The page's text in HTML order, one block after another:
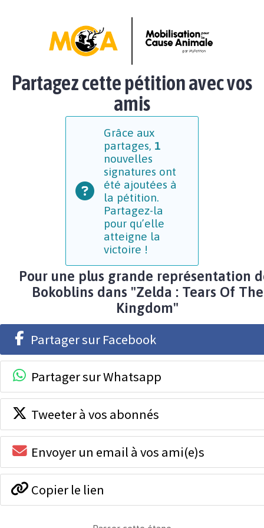
Partagez cette pétition avec vos
amis
Grâce aux
partages, 1
nouvelles
signatures ont
été ajoutées à
la pétition.
Partagez-la
pour qu’elle
atteigne la
victoire !
Pour une plus grande représentation
Bokoblins dans "Zelda : Tears Of The
Kingdom"
Partager sur Facebook
Partager sur Whatsapp
Tweeter à vos abonnés
Envoyer un email à vos ami(e)s
Copier le lien